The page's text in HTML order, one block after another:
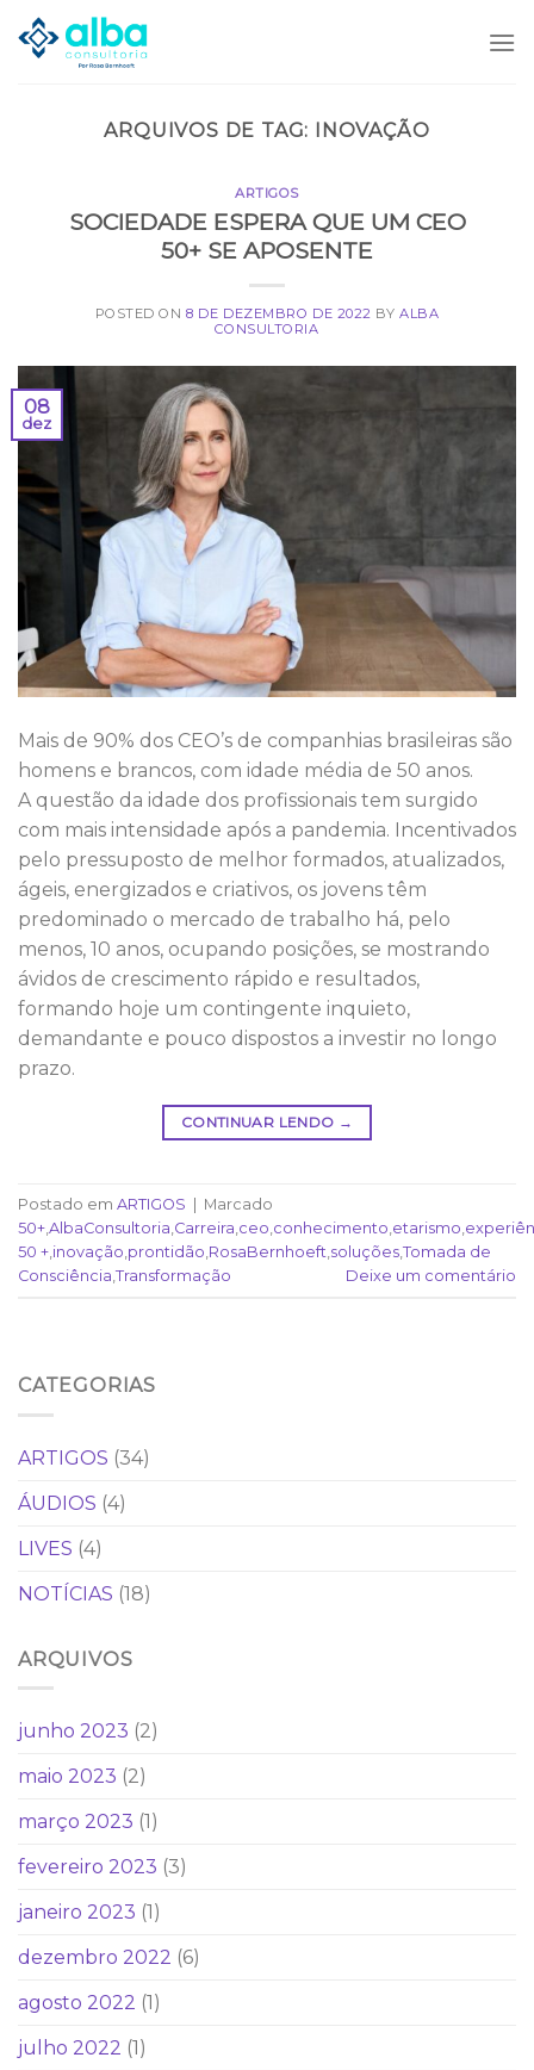
Skip
to
ARQUIVOS DE TAG: INOVAÇÃO
ARTIGOS
SOCIEDADE ESPERA QUE UM CEO
50+ SE APOSENTE
POSTED ON8 DE DEZEMBRO DE 2022 BYALBA
CONSULTORIA
08
dez
Mais de 90% dos CEO’s de companhias brasileiras são
homens e brancos, com idade média de 50 anos.
A questão da idade dos profissionais tem surgido
com mais intensidade após a pandemia. Incentivados
pelo pressuposto de melhor formados, atualizados,
ágeis, energizados e criativos, os jovens têm
predominado o mercado de trabalho há, pelo
menos, 10 anos, ocupando posições, se mostrando
ávidos de crescimento rápido e resultados,
formando hoje um contingente inquieto,
demandante e pouco dispostos a investir no longo
prazo.
CONTINUAR LENDO →
Postado em ARTIGOS | Marcado
50+ AlbaConsultoria Carreira ceo conhecimento etarismo
50 + inovação prontidão RosaBernhoeft soluções Tomada de
Consciência Transformação Deixe um comentário
CATEGORIAS
ARTIGOS (34)
ÁUDIOS (4)
LIVES (4)
NOTÍCIAS (18)
ARQUIVOS
junho 2023 (2)
maio 2023 (2)
março 2023 (1)
fevereiro 2023 (3)
janeiro 2023 (1)
dezembro 2022 (6)
agosto 2022 (1)
julho 2022 (1)